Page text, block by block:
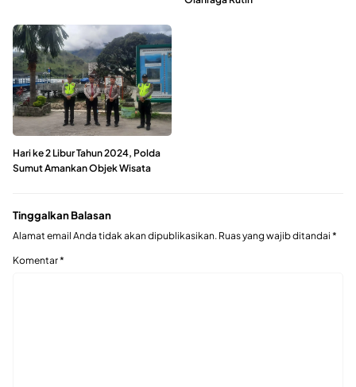
Hari ke 2 Libur Tahun 2024, Polda
Sumut Amankan Objek Wisata
Tinggalkan Balasan
Alamat email Anda tidak akan dipublikasikan. Ruas yang wajib ditandai *
Komentar*